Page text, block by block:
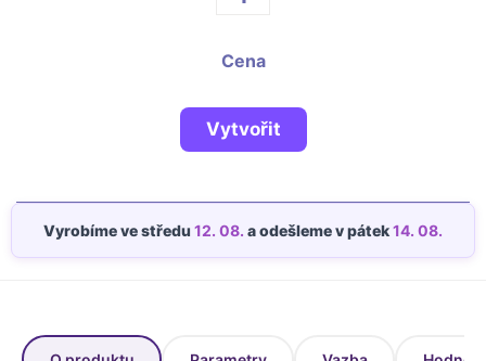
Cena
Vytvořit
Vyrobíme ve středu12. 08. a odešleme v pátek14. 08.